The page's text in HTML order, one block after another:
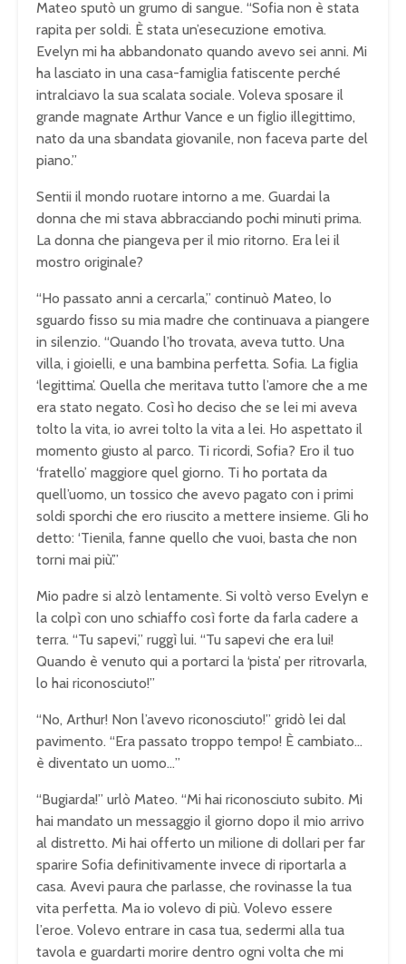
Mateo sputò un grumo di sangue. “Sofia non è stata
rapita per soldi. È stata un’esecuzione emotiva.
Evelyn mi ha abbandonato quando avevo sei anni. Mi
ha lasciato in una casa-famiglia fatiscente perché
intralciavo la sua scalata sociale. Voleva sposare il
grande magnate Arthur Vance e un figlio illegittimo,
nato da una sbandata giovanile, non faceva parte del
piano.”
Sentii il mondo ruotare intorno a me. Guardai la
donna che mi stava abbracciando pochi minuti prima.
La donna che piangeva per il mio ritorno. Era lei il
mostro originale?
“Ho passato anni a cercarla,” continuò Mateo, lo
sguardo fisso su mia madre che continuava a piangere
in silenzio. “Quando l’ho trovata, aveva tutto. Una
villa, i gioielli, e una bambina perfetta. Sofia. La figlia
‘legittima’. Quella che meritava tutto l’amore che a me
era stato negato. Così ho deciso che se lei mi aveva
tolto la vita, io avrei tolto la vita a lei. Ho aspettato il
momento giusto al parco. Ti ricordi, Sofia? Ero il tuo
‘fratello’ maggiore quel giorno. Ti ho portata da
quell’uomo, un tossico che avevo pagato con i primi
soldi sporchi che ero riuscito a mettere insieme. Gli ho
detto: ‘Tienila, fanne quello che vuoi, basta che non
torni mai più’.”
Mio padre si alzò lentamente. Si voltò verso Evelyn e
la colpì con uno schiaffo così forte da farla cadere a
terra. “Tu sapevi,” ruggì lui. “Tu sapevi che era lui!
Quando è venuto qui a portarci la ‘pista’ per ritrovarla,
lo hai riconosciuto!”
“No, Arthur! Non l’avevo riconosciuto!” gridò lei dal
pavimento. “Era passato troppo tempo! È cambiato…
è diventato un uomo…”
“Bugiarda!” urlò Mateo. “Mi hai riconosciuto subito. Mi
hai mandato un messaggio il giorno dopo il mio arrivo
al distretto. Mi hai offerto un milione di dollari per far
sparire Sofia definitivamente invece di riportarla a
casa. Avevi paura che parlasse, che rovinasse la tua
vita perfetta. Ma io volevo di più. Volevo essere
l’eroe. Volevo entrare in casa tua, sedermi alla tua
tavola e guardarti morire dentro ogni volta che mi